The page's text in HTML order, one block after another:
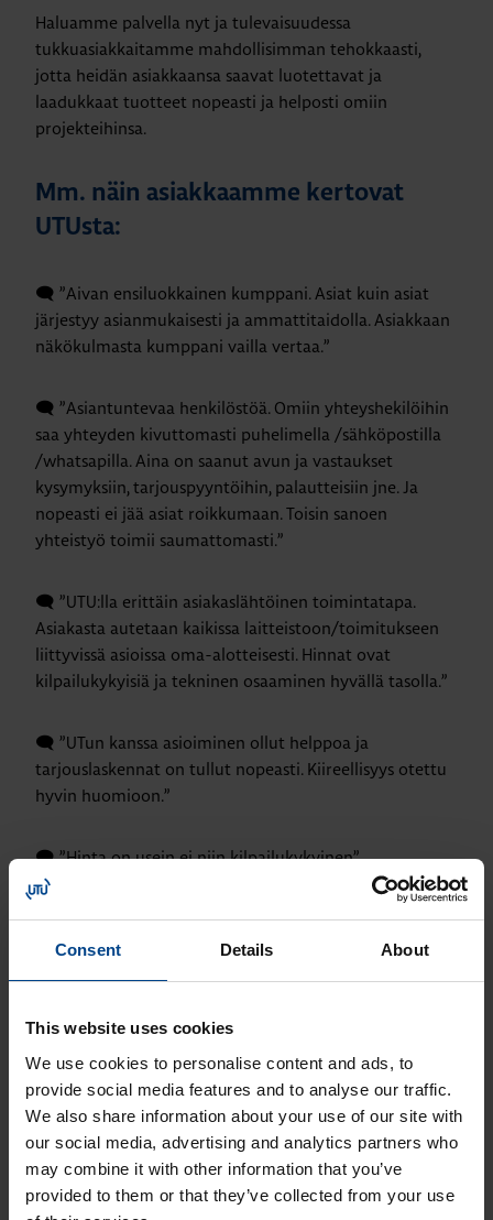
Consent Details About
This website uses cookies
We use cookies to personalise content and ads, to
provide social media features and to analyse our traffic.
We also share information about your use of our site with
our social media, advertising and analytics partners who
may combine it with other information that you’ve
provided to them or that they’ve collected from your use
Haluamme palvella nyt ja tulevaisuudessa
tukkuasiakkaitamme mahdollisimman tehokkaasti,
jotta heidän asiakkaansa saavat luotettavat ja
laadukkaat tuotteet nopeasti ja helposti omiin
projekteihinsa.
Mm. näin asiakkaamme kertovat
UTUsta:
🗨️ ”Aivan ensiluokkainen kumppani. Asiat kuin asiat
järjestyy asianmukaisesti ja ammattitaidolla. Asiakkaan
näkökulmasta kumppani vailla vertaa.”
🗨️ ”Asiantuntevaa henkilöstöä. Omiin yhteyshekilöihin
saa yhteyden kivuttomasti puhelimella /sähköpostilla
/whatsapilla. Aina on saanut avun ja vastaukset
kysymyksiin, tarjouspyyntöihin, palautteisiin jne. Ja
nopeasti ei jää asiat roikkumaan. Toisin sanoen
yhteistyö toimii saumattomasti.”
🗨️ ”UTU:lla erittäin asiakaslähtöinen toimintatapa.
Asiakasta autetaan kaikissa laitteistoon/toimitukseen
liittyvissä asioissa oma-alotteisesti. Hinnat ovat
kilpailukykyisiä ja tekninen osaaminen hyvällä tasolla.”
🗨️ ”UTun kanssa asioiminen ollut helppoa ja
tarjouslaskennat on tullut nopeasti. Kiireellisyys otettu
hyvin huomioon.”
🗨️ ”Hinta on usein ei niin kilpailukykyinen”
🗨️ ”En saa tarjouspyyntöihin tarjouksia.”
Mitä seuraavaksi?
asiakkailtamme, ja olemme ottaneet ne työstöön. Kiitos
varsinkin kehityskommenteista – osaa olemmekin jo
parhaillaan käsittelemässä tavoitteena entistä parempi
suoritus. Tuotekehityksestämme tulee vuoden 2025
aikana useita mielenkiintoisia uutuuksia. Olehan
kuulolla siis!